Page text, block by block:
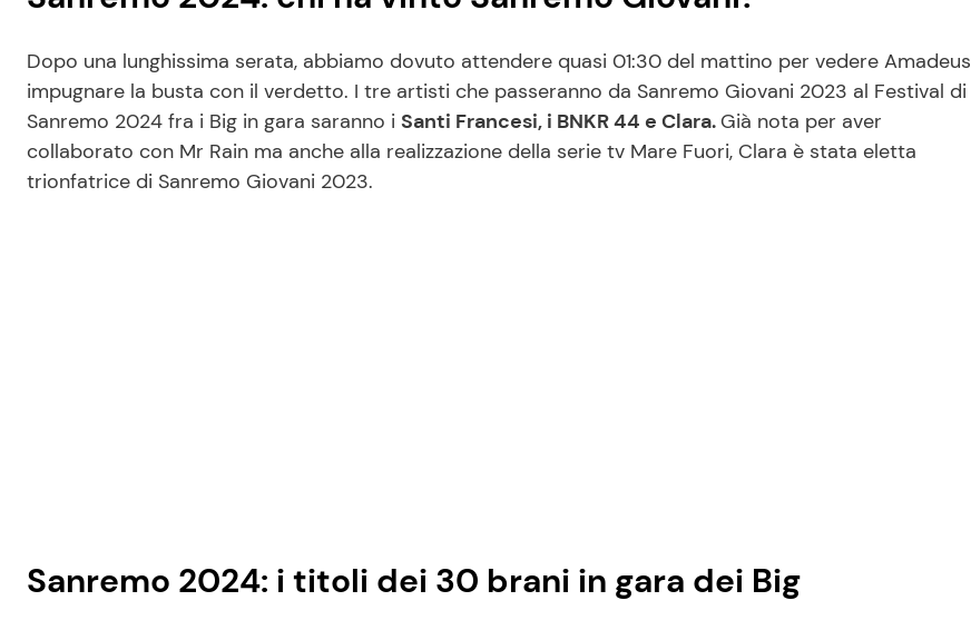
Dopo una lunghissima serata, abbiamo dovuto attendere quasi 01:30 del mattino per vedere Amadeus
impugnare la busta con il verdetto. I tre artisti che passeranno da Sanremo Giovani 2023 al Festival di
Sanremo 2024 fra i Big in gara saranno i Santi Francesi, i BNKR 44 e Clara. Già nota per aver
collaborato con Mr Rain ma anche alla realizzazione della serie tv Mare Fuori, Clara è stata eletta
trionfatrice di Sanremo Giovani 2023.
Sanremo 2024: i titoli dei 30 brani in gara dei Big